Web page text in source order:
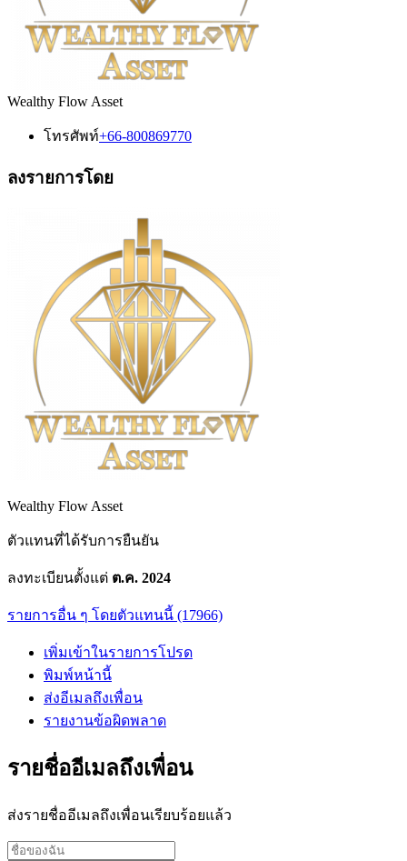
Wealthy Flow Asset
โทรศัพท์+66-800869770
ลงรายการโดย
Wealthy Flow Asset
ตัวแทนที่ได้รับการยืนยัน
ลงทะเบียนตั้งแต่ ต.ค. 2024
รายการอื่น ๆ โดยตัวแทนนี้ (17966)
เพิ่มเข้าในรายการโปรด
พิมพ์หน้านี้
ส่งอีเมลถึงเพื่อน
รายงานข้อผิดพลาด
รายชื่ออีเมลถึงเพื่อน
ส่งรายชื่ออีเมลถึงเพื่อนเรียบร้อยแล้ว